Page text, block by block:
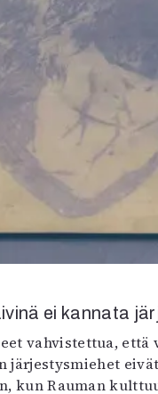
ei kannata
vahvistettua, että
järjestysmiehet
kun Rauman